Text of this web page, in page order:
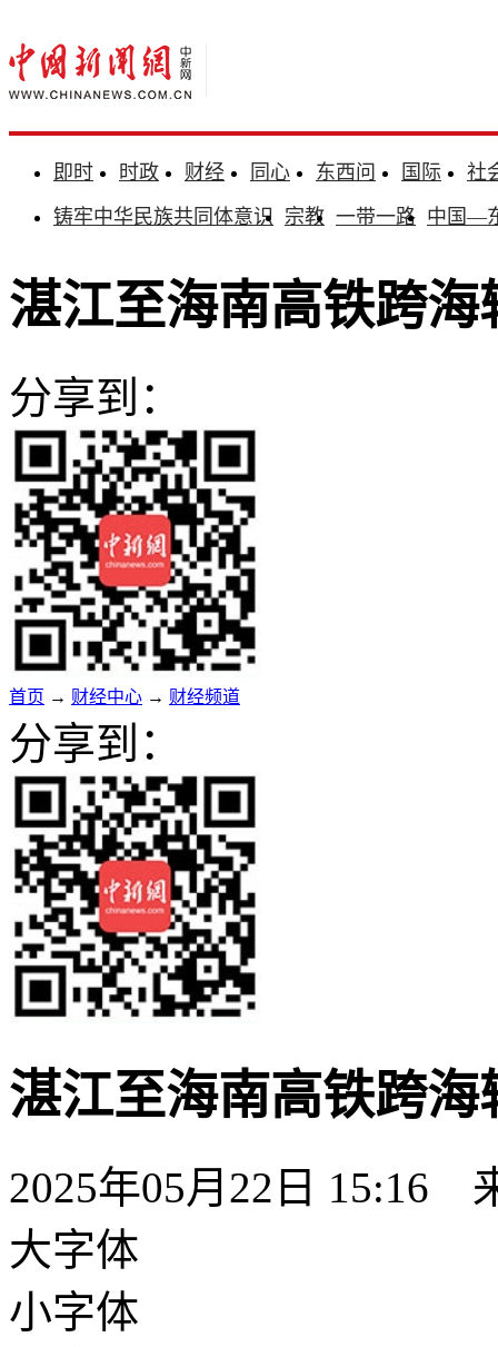
即时 时政 财经 同心 东西问 国际
社
铸牢中华民族共同体意识 宗教 一带一路 中国—
湛江至海南高铁跨
分享到：
首页 → 财经中心 → 财经频道
分享到：
湛江至海南高铁跨
2025年05月22日 15:16
大字体
小字体